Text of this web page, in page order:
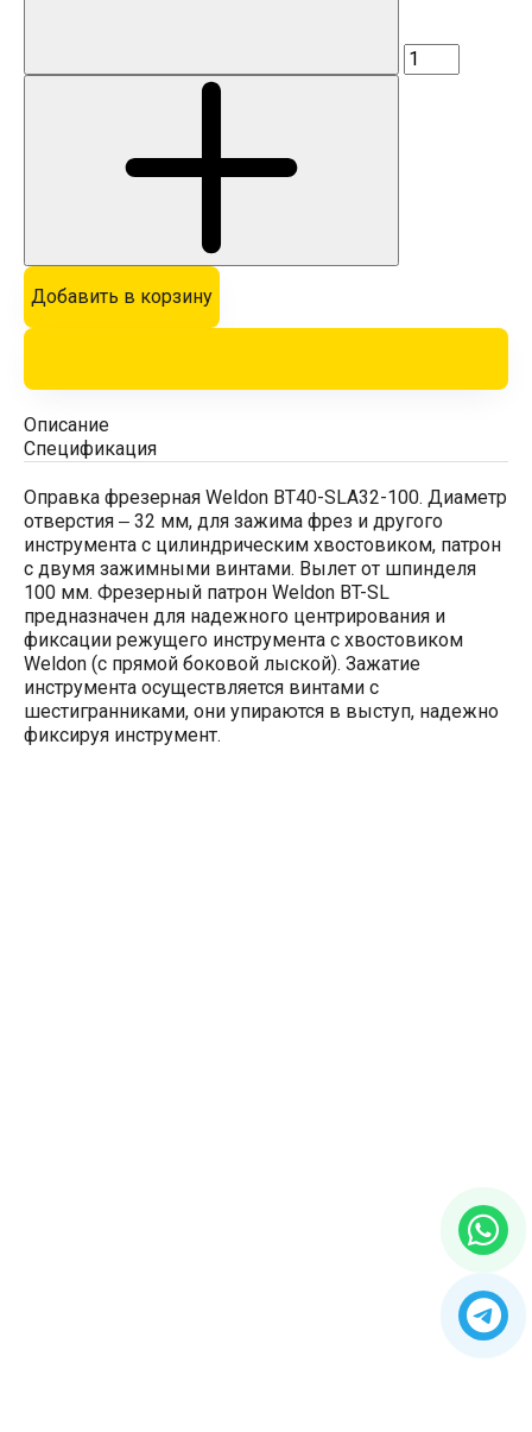
Добавить в корзину
Описание
Спецификация
Оправка фрезерная Weldon BT40-SLA32-100. Диаметр
отверстия ‒ 32 мм, для зажима фрез и другого
инструмента с цилиндрическим хвостовиком, патрон
с двумя зажимными винтами. Вылет от шпинделя
100 мм. Фрезерный патрон Weldon BT-SL
предназначен для надежного центрирования и
фиксации режущего инструмента с хвостовиком
Weldon (с прямой боковой лыской). Зажатие
инструмента осуществляется винтами с
шестигранниками, они упираются в выступ, надежно
фиксируя инструмент.